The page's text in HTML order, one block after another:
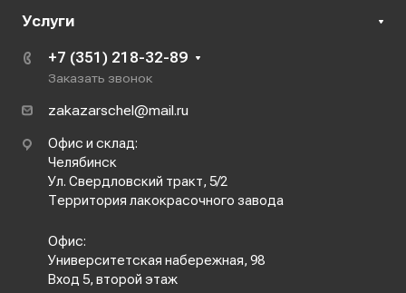
Услуги
+7 (351) 218-32-89
Заказать звонок
zakazarschel@mail.ru
Офис и склад:
Челябинск
Ул. Свердловский тракт, 5/2
Территория лакокрасочного завода
Офис:
Университетская набережная, 98
Вход 5, второй этаж